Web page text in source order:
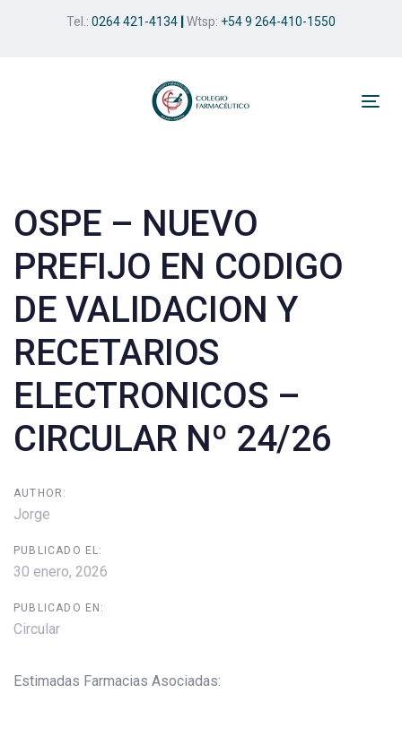
Tel.: 0264 421-4134 Wtsp: +54 9 264-410-1550
OSPE – NUEVO
PREFIJO EN CODIGO
DE VALIDACION Y
RECETARIOS
ELECTRONICOS –
CIRCULAR Nº 24/26
AUTHOR:
Jorge
PUBLICADO EL:
30 enero, 2026
PUBLICADO EN:
Circular
Estimadas Farmacias Asociadas:
navigation